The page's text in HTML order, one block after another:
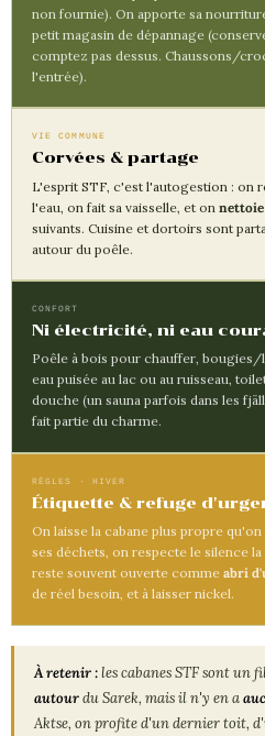
non fournie). On apporte sa
petit magasin de dépannage
comptez pas dessus. Chaussons/
l'entrée).
VIE COMMUNE
Corvées & partage
L'esprit STF, c'est l'autogestion : on
l'eau, on fait sa vaisselle, et on
suivants. Cuisine et dortoirs sont
autour du poêle.
CONFORT
Ni électricité, ni eau
Poêle à bois pour chauffer,
eau puisée au lac ou au ruisseau,
douche (un sauna parfois dans les
fait partie du charme.
RÈGLES · HIVER
Étiquette & refuge
On laisse la cabane plus propre
ses déchets, on respecte le silence
reste souvent ouverte comme abri
de réel besoin, et à laisser nickel.
À retenir :les cabanes STF sont un
autourdu Sarek, mais il n'y en a
Aktse, on profite d'un dernier toit,